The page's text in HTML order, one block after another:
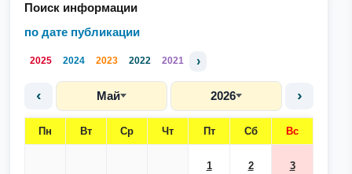
Поиск информации
по дате публикации
2025 2024 2023 2022 2021 ›
‹ Май 2026 ›
Пн Вт Ср Чт Пт Сб Вс
1 2 3